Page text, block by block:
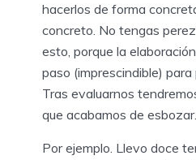
hacerlos de forma
concreto. No tengas
esto, porque la
paso (imprescindible)
Tras evaluarnos
que acabamos de esbozar.
Por ejemplo. Llevo doce